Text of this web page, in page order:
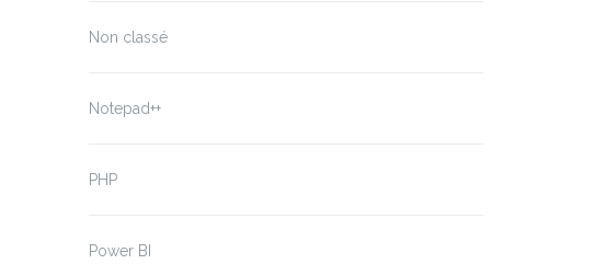
Non classé
Notepad++
PHP
Power BI